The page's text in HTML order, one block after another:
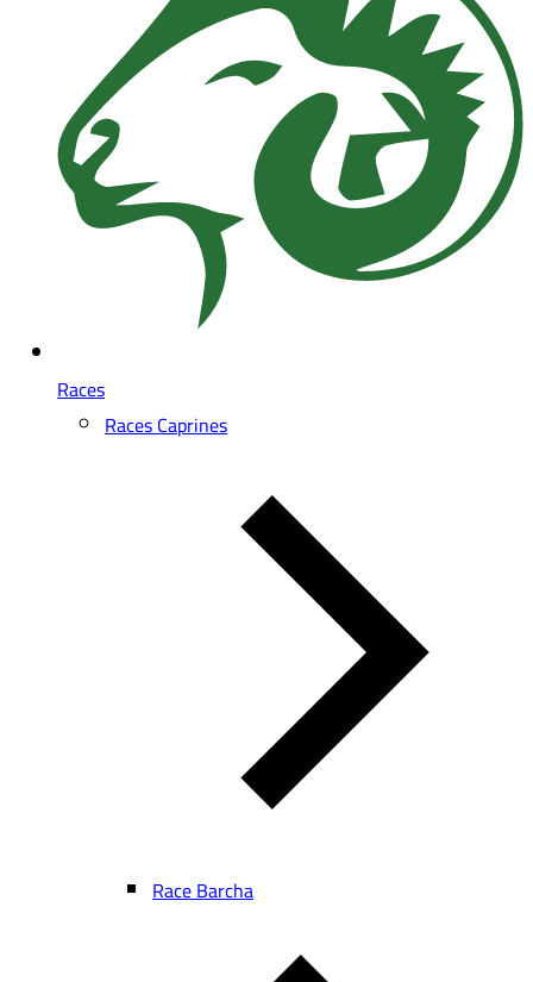
Races
Races Caprines
Race Barcha